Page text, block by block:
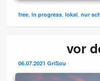
free ,in progress ,lokal ,nur
vor
06.07.2021 GriSou